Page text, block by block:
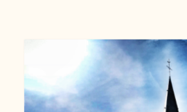
Eglises fortifiées